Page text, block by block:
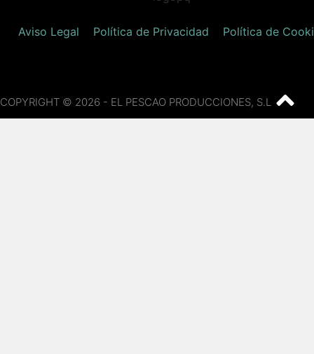
Aviso Legal Política de Privacidad Política de
COPYRIGHT © 2026 - EL PESCAO PRODUCCIONES, S.L